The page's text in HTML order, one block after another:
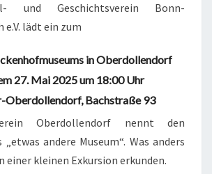
2
5
S
O
O
F
und Geschichtsverein Bonn-
lädt ein zum
in Oberdollendorf
27. Mai 2025 um 18:00 Uhr
Oberdollendorf, Bachstraße 93
Oberdollendorf nennt den
andere Museum“. Was anders
einer kleinen Exkursion erkunden.